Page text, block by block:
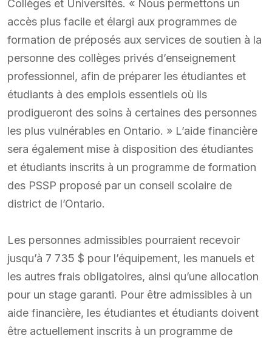
Collèges et Universités. « Nous permettons un
accès plus facile et élargi aux programmes de
formation de préposés aux services de soutien à la
personne des collèges privés d’enseignement
professionnel, afin de préparer les étudiantes et
étudiants à des emplois essentiels où ils
prodigueront des soins à certaines des personnes
les plus vulnérables en Ontario. » L’aide financière
sera également mise à disposition des étudiantes
et étudiants inscrits à un programme de formation
des PSSP proposé par un conseil scolaire de
district de l’Ontario.
Les personnes admissibles pourraient recevoir
jusqu’à 7 735 $ pour l’équipement, les manuels et
les autres frais obligatoires, ainsi qu’une allocation
pour un stage garanti. Pour être admissibles à un
aide financière, les étudiantes et étudiants doivent
être actuellement inscrits à un programme de